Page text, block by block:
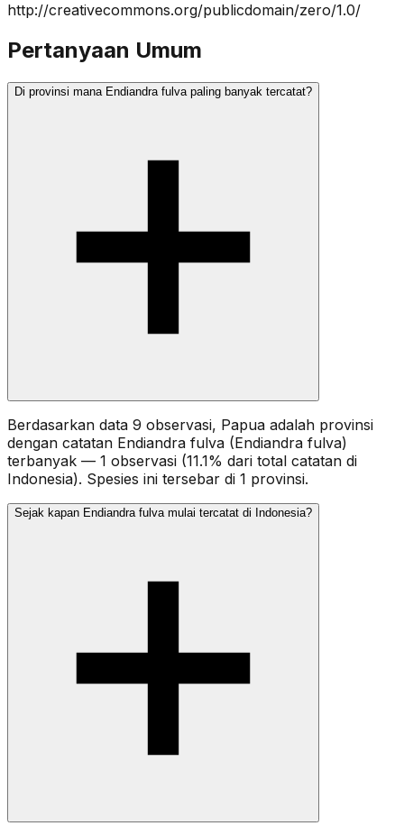
http://creativecommons.org/publicdomain/zero/1.0/
Pertanyaan Umum
Di provinsi mana Endiandra fulva paling banyak tercatat?
Berdasarkan data 9 observasi, Papua adalah provinsi
dengan catatan Endiandra fulva (Endiandra fulva)
terbanyak — 1 observasi (11.1% dari total catatan di
Indonesia). Spesies ini tersebar di 1 provinsi.
Sejak kapan Endiandra fulva mulai tercatat di Indonesia?